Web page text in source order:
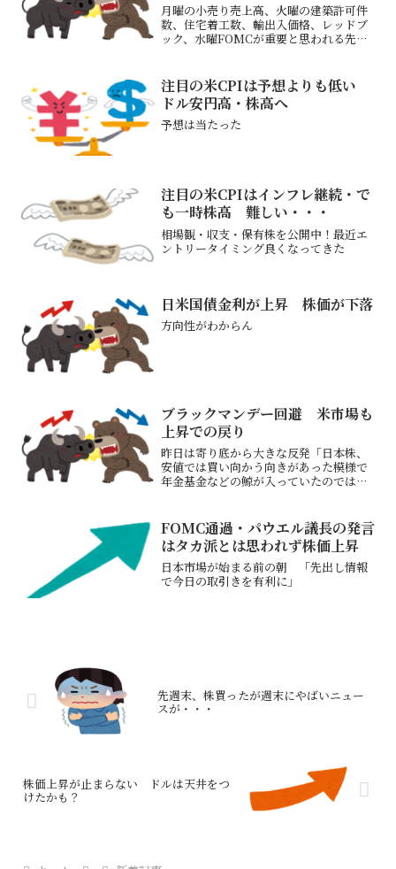
月曜の小売り売上高、火曜の建築許可件
数、住宅着工数、輸出入価格、レッドブ
ック、水曜FOMCが重要と思われる先週
字にもかかわらず株価上昇この流れが続
くなら今週も上昇今週発...
注目の米CPIは予想よりも低い
ドル安円高・株高へ
予想は当たった
注目の米CPIはインフレ継続・で
も一時株高 難しい・・・
相場観・収支・保有株を公開中！最近エ
ントリータイミング良くなってきた
日米国債金利が上昇 株価が下落
方向性がわからん
ブラックマンデー回避 米市場も
上昇での戻り
昨日は寄り底から大きな反発「日本株、
安値では買い向かう向きがあった模様で
年金基金などの鯨が入っていたのではな
昨日の寄りに買えた勢が一番いい買い場
となった個人的には1銘柄...
FOMC通過・パウエル議長の発言
はタカ派とは思われず株価上昇
日本市場が始まる前の朝 「先出し情報
で今日の取引きを有利に」
先週末、株買ったが週末にやばいニュー
スが・・・
株価上昇が止まらない ドルは天井をつ
けたかも？